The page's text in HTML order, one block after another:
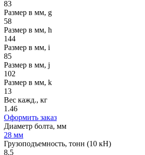
83
Размер в мм, g
58
Размер в мм, h
144
Размер в мм, i
85
Размер в мм, j
102
Размер в мм, k
13
Вес кажд., кг
1.46
Оформить заказ
Диаметр болта, мм
28 мм
Грузоподъемность, тонн (10 кН)
8.5